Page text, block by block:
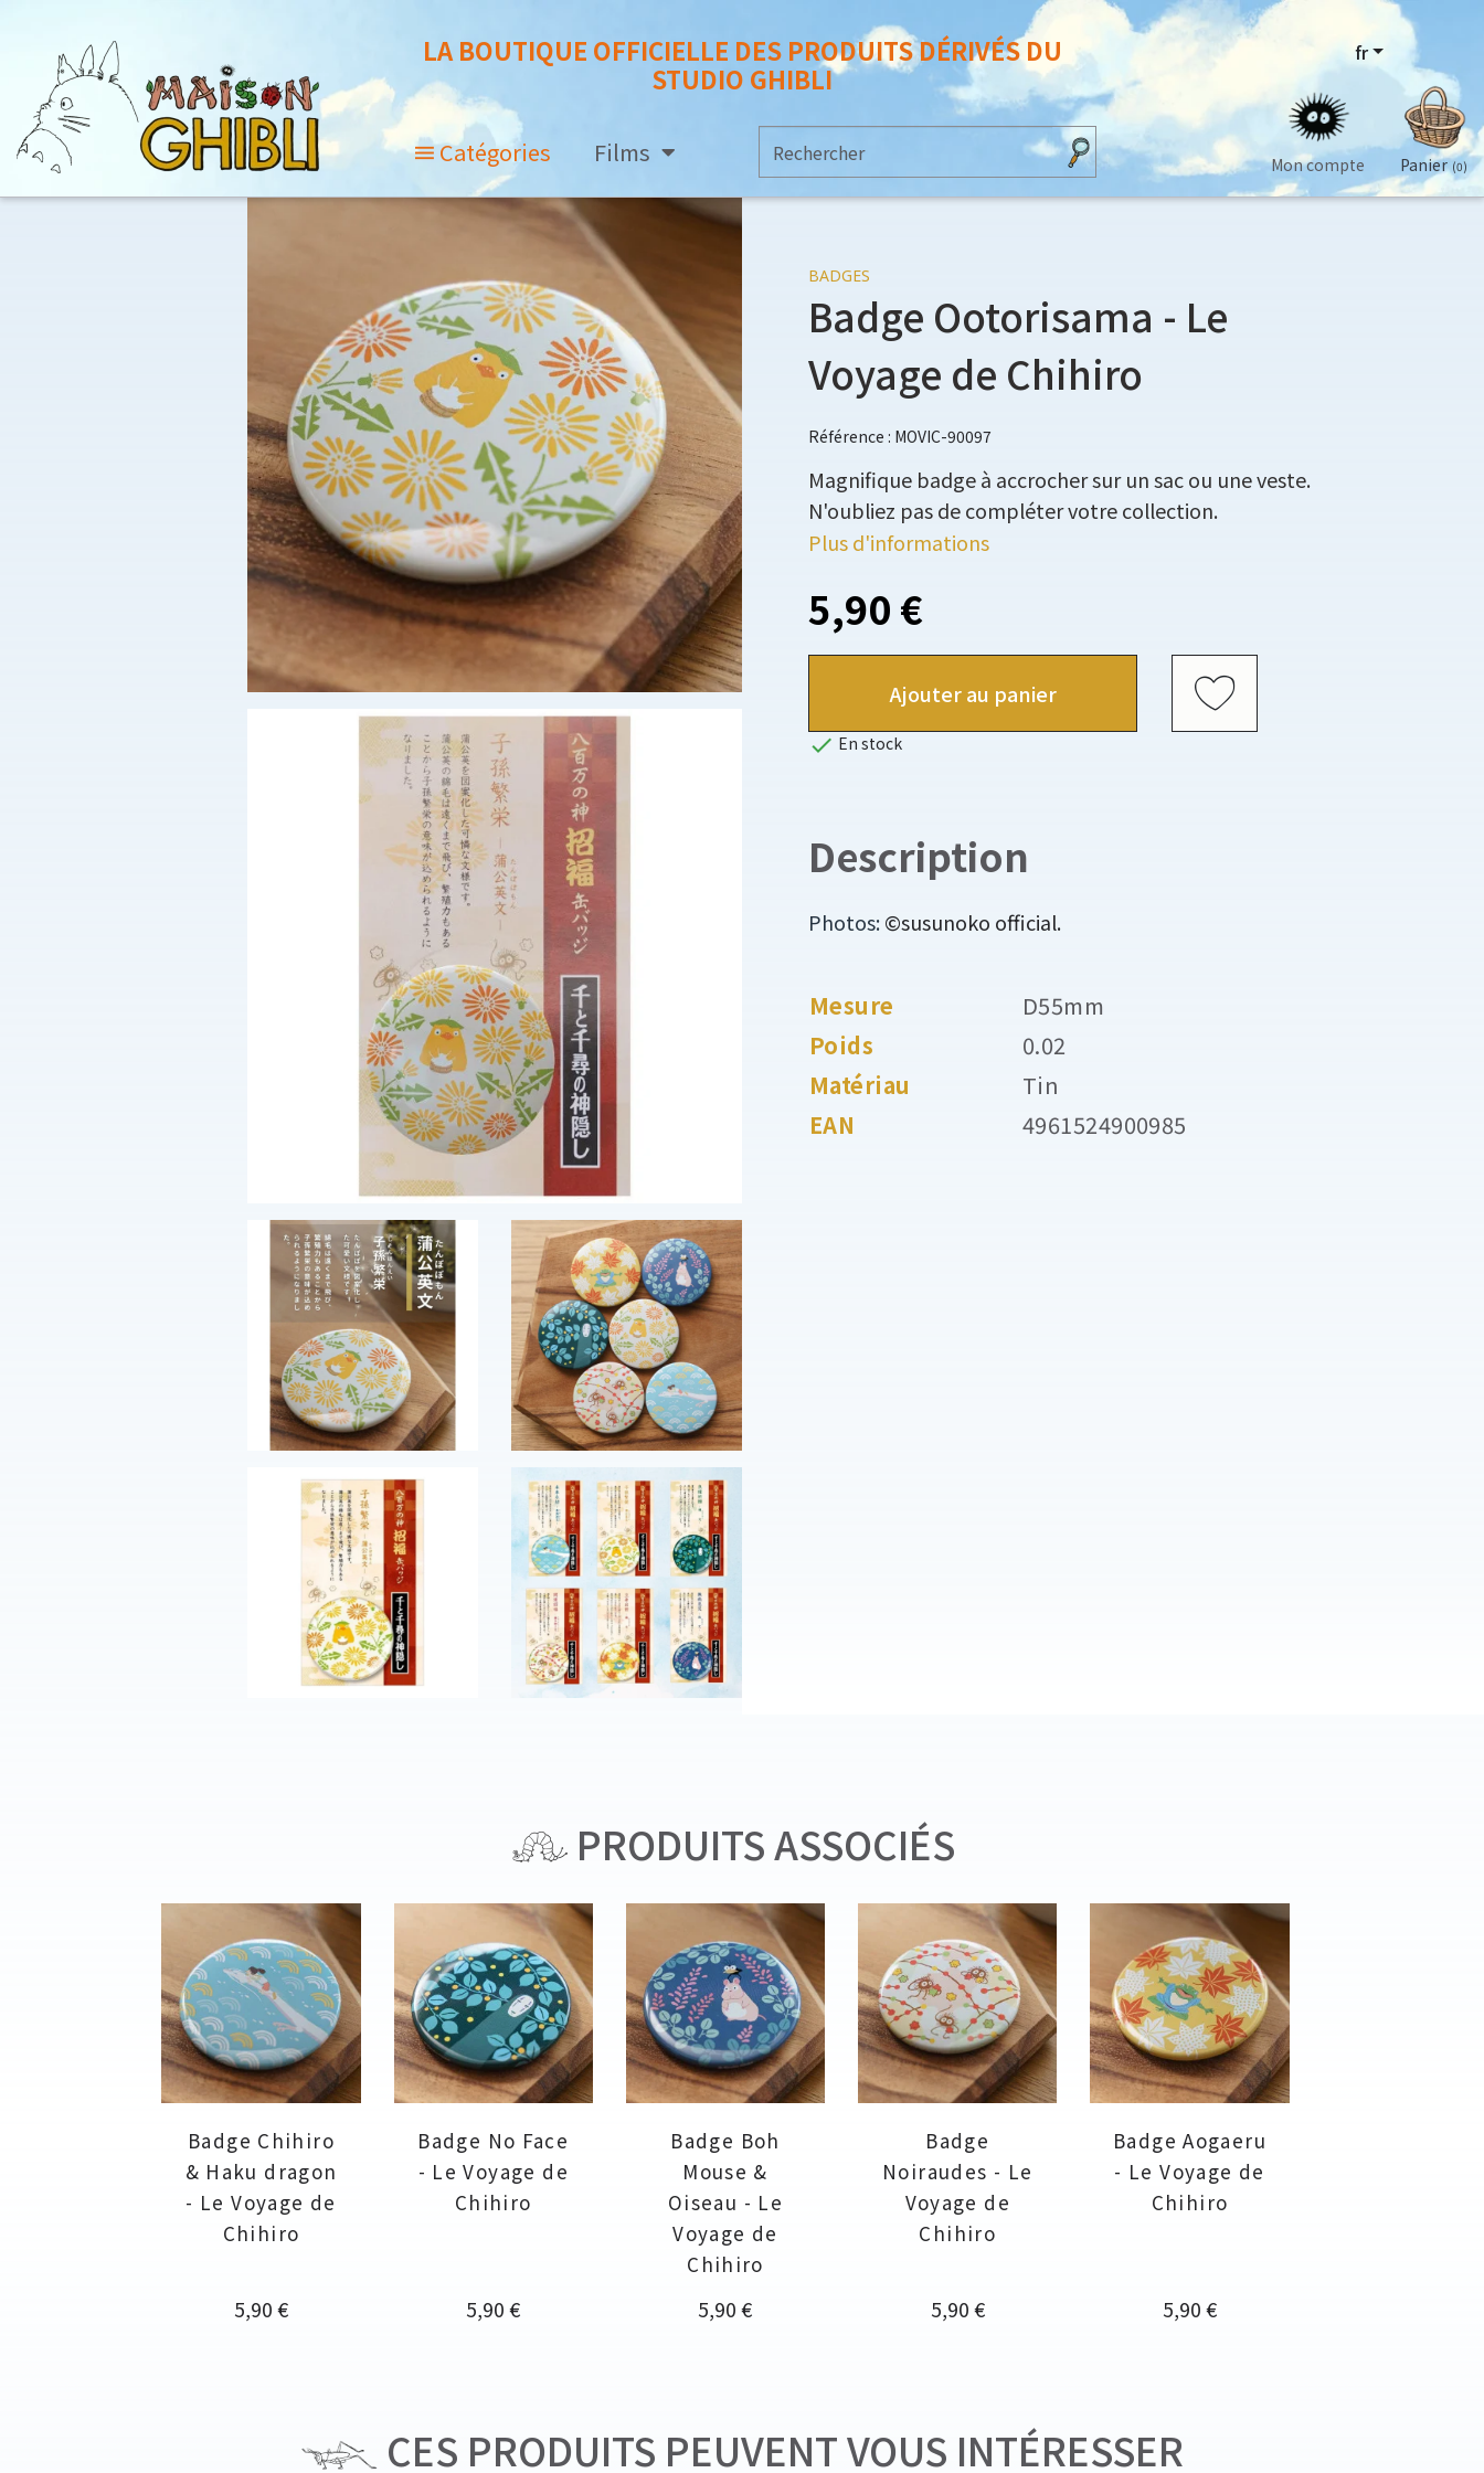
LA BOUTIQUE OFFICIELLE DES PRODUITS DÉRIVÉS DU
STUDIO GHIBLI
Catégories Films
fr
Mon compte Panier (0)
BADGES
Badge Ootorisama - Le
Voyage de Chihiro
Référence : MOVIC-90097
Magnifique badge à accrocher sur un sac ou une veste.
N'oubliez pas de compléter votre collection.
Plus d'informations
5,90 €
Ajouter au panier
 En stock
Description
Photos:©susunoko official.
Mesure
D55mm
Poids
0.02
Matériau
Tin
EAN
4961524900985
PRODUITS ASSOCIÉS
Badge Chihiro
& Haku dragon
- Le Voyage de
Chihiro
Prix
5,90 €
Badge No Face
- Le Voyage de
Chihiro
Prix
5,90 €
Badge Boh
Mouse &
Oiseau - Le
Voyage de
Chihiro
Prix
5,90 €
Badge
Noiraudes - Le
Voyage de
Chihiro
Prix
5,90 €
Badge Aogaeru
- Le Voyage de
Chihiro
Prix
5,90 €
CES PRODUITS PEUVENT VOUS INTÉRESSER